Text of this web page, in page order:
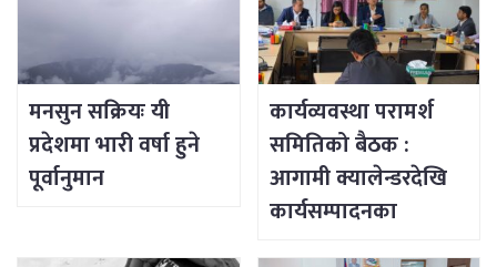
मनसुन सक्रियः यी
प्रदेशमा भारी वर्षा हुने
पूर्वानुमान
कार्यव्यवस्था परामर्श
समितिको बैठक :
आगामी क्यालेन्डरदेखि
कार्यसम्पादनका